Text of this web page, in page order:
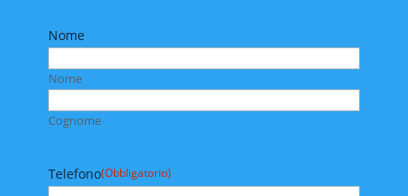
Nome
Nome
Cognome
Telefono(Obbligatorio)